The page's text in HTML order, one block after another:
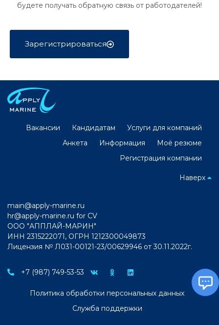
будете получать обратную связь от работодателей!
Зарегистрироваться
Вакансии Кандидатам
Услуги для компаний
Анкета
Информация
Моё резюме
Регистрация компании
Наверх
main@apply-marine.ru
hr@apply-marine.ru for CV
ООО "АППЛАЙ-МАРИН"
ИНН 2315222071, ОГРН 1212300049873
Лицензия № Л031-00121-23/00629946 от 30.11.2022г.
+7 (987) 749-53-53
Политика обработки персональных данных
Служба поддержки